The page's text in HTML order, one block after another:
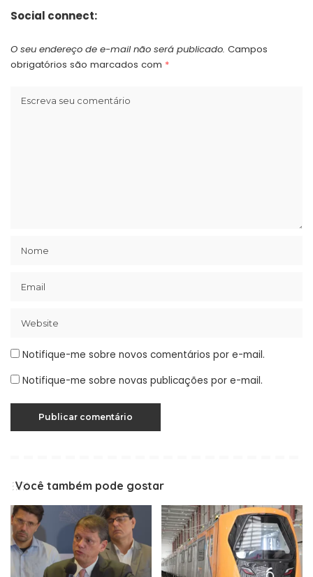
Social connect:
O seu endereço de e-mail não será publicado. Campos
obrigatórios são marcados com *
Notifique-me sobre novos comentários por e-mail.
Notifique-me sobre novas publicações por e-mail.
Você também pode gostar